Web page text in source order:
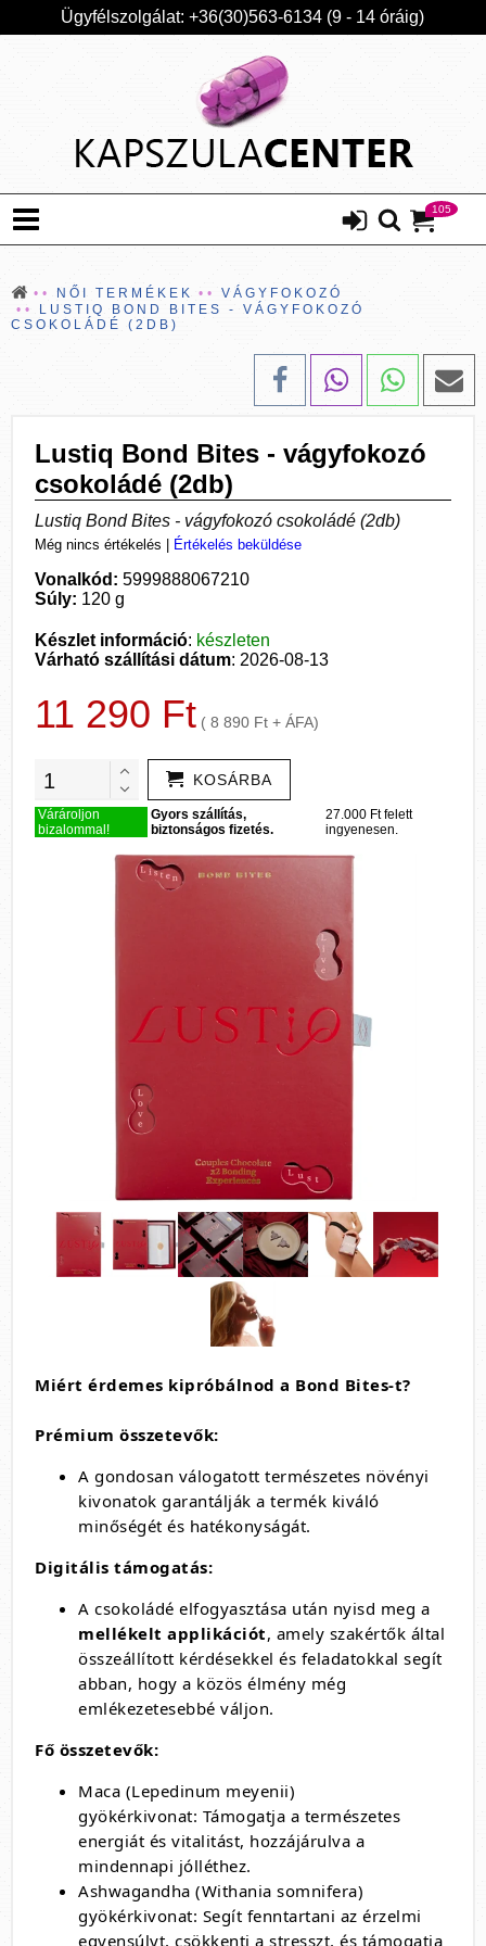
Ügyfélszolgálat: +36(30)563-6134 (9 - 14 óráig)
105
NŐI TERMÉKEK
VÁGYFOKOZÓ
LUSTIQ BOND BITES - VÁGYFOKOZÓ
CSOKOLÁDÉ (2DB)
Lustiq Bond Bites - vágyfokozó
csokoládé (2db)
Lustiq Bond Bites - vágyfokozó csokoládé (2db)
Még nincs értékelés Értékelés beküldése
Vonalkód: 5999888067210
Súly: 120 g
Készlet információ: készleten
Várható szállítási dátum: 2026-08-13
11 290 Ft ( 8 890 Ft + ÁFA)
KOSÁRBA
Várároljon
bizalommal!
Gyors szállítás,
biztonságos fizetés.
27.000 Ft felett
ingyenesen.
Miért érdemes kipróbálnod a Bond Bites-t?
Prémium összetevők:
A gondosan válogatott természetes növényi
kivonatok garantálják a termék kiváló
minőségét és hatékonyságát.
Digitális támogatás:
A csokoládé elfogyasztása után nyisd meg a
mellékelt applikációt, amely szakértők által
összeállított kérdésekkel és feladatokkal segít
abban, hogy a közös élmény még
emlékezetesebbé váljon.
Fő összetevők:
Maca (Lepedinum meyenii)
gyökérkivonat: Támogatja a természetes
energiát és vitalitást, hozzájárulva a
mindennapi jólléthez.
Ashwagandha (Withania somnifera)
gyökérkivonat: Segít fenntartani az érzelmi
egyensúlyt, csökkenti a stresszt, és támogatja